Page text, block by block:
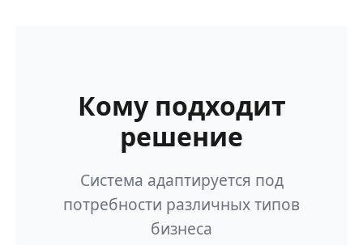
Кому подходит
решение
Система адаптируется под
потребности различных типов
бизнеса